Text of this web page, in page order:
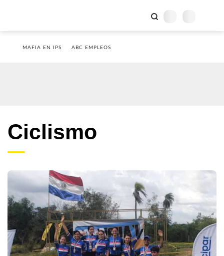
MAFIA EN IPS ABC EMPLEOS
Ciclismo